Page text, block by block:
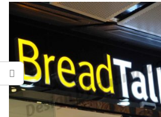
Làm bảng hiệu gỗ tại
Nghệ An